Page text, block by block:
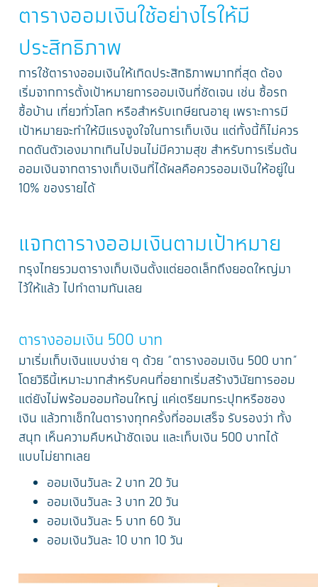
ตารางออมเงินใช้อย่างไรให้มี
ประสิทธิภาพ
การใช้ตารางออมเงินให้เกิดประสิทธิภาพมากที่สุด ต้อง
เริ่มจากการตั้งเป้าหมายการออมเงินที่ชัดเจน เช่น ซื้อรถ
ซื้อบ้าน เที่ยวทั่วโลก หรือสำหรับเกษียณอายุ เพราะการมี
เป้าหมายจะทำให้มีแรงจูงใจในการเก็บเงิน แต่ทั้งนี้ก็ไม่ควร
กดดันตัวเองมากเกินไปจนไม่มีความสุข สำหรับการเริ่มต้น
ออมเงินจากตารางเก็บเงินที่ได้ผลคือควรออมเงินให้อยู่ใน
10% ของรายได้
แจกตารางออมเงินตามเป้าหมาย
กรุงไทยรวมตารางเก็บเงินตั้งแต่ยอดเล็กถึงยอดใหญ่มา
ไว้ให้แล้ว ไปทำตามกันเลย
ตารางออมเงิน 500 บาท
มาเริ่มเก็บเงินแบบง่าย ๆ ด้วย “ตารางออมเงิน 500 บาท”
โดยวิธีนี้เหมาะมากสำหรับคนที่อยากเริ่มสร้างวินัยการออม
แต่ยังไม่พร้อมออมก้อนใหญ่ แค่เตรียมกระปุกหรือซอง
เงิน แล้วกาเช็กในตารางทุกครั้งที่ออมเสร็จ รับรองว่า ทั้ง
สนุก เห็นความคืบหน้าชัดเจน และเก็บเงิน 500 บาทได้
แบบไม่ยากเลย
ออมเงินวันละ 2 บาท 20 วัน
ออมเงินวันละ 3 บาท 20 วัน
ออมเงินวันละ 5 บาท 60 วัน
ออมเงินวันละ 10 บาท 10 วัน